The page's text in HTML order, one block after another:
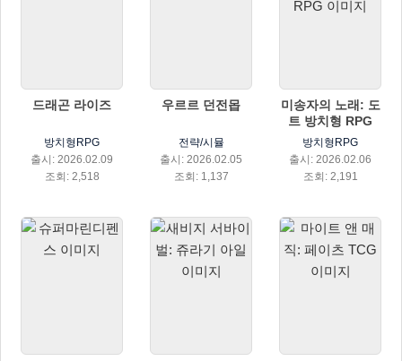
드래곤 라이즈
방치형RPG
출시: 2026.02.09
조회: 2,518
우르르 던전몹
전략/시뮬
출시: 2026.02.05
조회: 1,137
미송자의 노래: 도
트 방치형 RPG
방치형RPG
출시: 2026.02.06
조회: 2,191